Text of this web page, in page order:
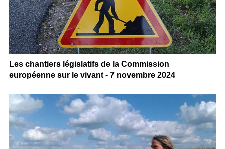
Les chantiers législatifs de la Commission
européenne sur le vivant - 7 novembre 2024